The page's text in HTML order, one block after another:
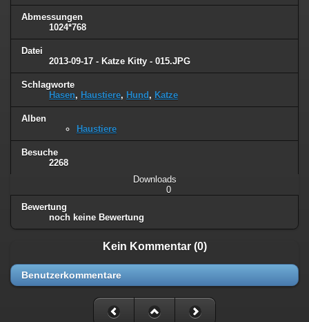
Abmessungen
1024*768
Datei
2013-09-17 - Katze Kitty - 015.JPG
Schlagworte
Hasen, Haustiere, Hund , Katze
Alben
Haustiere
Besuche
2268
Downloads
0
Bewertung
noch keine Bewertung
Kein Kommentar (0)
Benutzerkommentare